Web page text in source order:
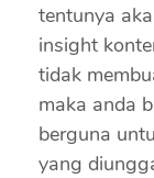
tentunya
insight
tidak
maka anda
berguna
yang